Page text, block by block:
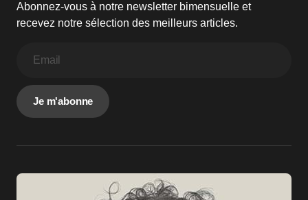
Abonnez-vous à notre newsletter bimensuelle et
recevez notre sélection des meilleurs articles.
Je m'abonne